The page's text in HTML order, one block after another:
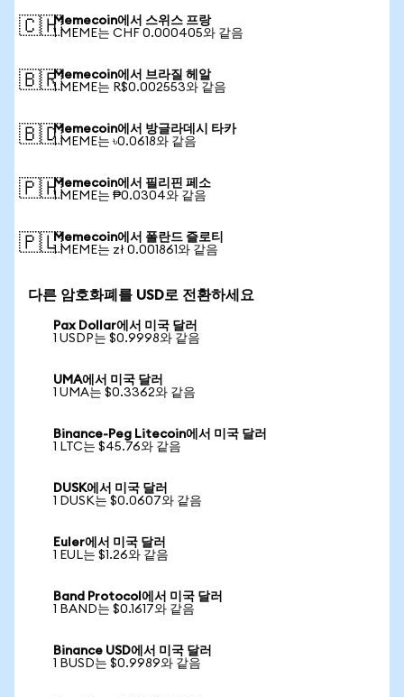
🇨🇭Memecoin에서 스위스 프랑
1 MEME는 CHF 0.000405와 같음
🇧🇷Memecoin에서 브라질 헤알
1 MEME는 R$0.002553와 같음
🇧🇩Memecoin에서 방글라데시 타카
1 MEME는 ৳0.0618와 같음
🇵🇭Memecoin에서 필리핀 페소
1 MEME는 ₱0.0304와 같음
🇵🇱Memecoin에서 폴란드 즐로티
1 MEME는 zł 0.001861와 같음
다른 암호화폐를 USD로 전환하세요
Pax Dollar에서 미국 달러
1 USDP는 $0.9998와 같음
UMA에서 미국 달러
1 UMA는 $0.3362와 같음
Binance-Peg Litecoin에서 미국 달러
1 LTC는 $45.76와 같음
DUSK에서 미국 달러
1 DUSK는 $0.0607와 같음
Euler에서 미국 달러
1 EUL는 $1.26와 같음
Band Protocol에서 미국 달러
1 BAND는 $0.1617와 같음
Binance USD에서 미국 달러
1 BUSD는 $0.9989와 같음